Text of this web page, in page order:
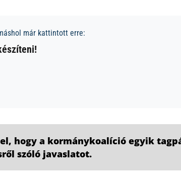
már kattintott erre:
hogy a kormánykoalíció egyik
szóló javaslatot.